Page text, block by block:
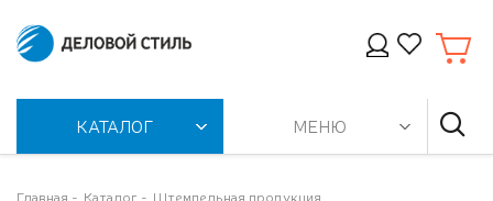
КАТАЛОГ МЕНЮ
Главная Каталог
Штемпельная продукция